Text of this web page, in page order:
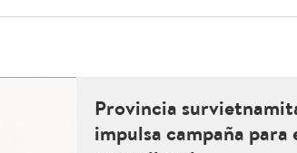
Provincia
impulsa campaña